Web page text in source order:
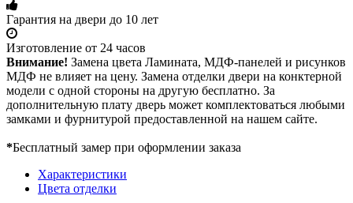
Гарантия на двери до 10 лет
Изготовление от 24 часов
Внимание! Замена цвета Ламината, МДФ-панелей и рисунков
МДФ не влияет на цену. Замена отделки двери на конктерной
модели с одной стороны на другую бесплатно. За
дополнительную плату дверь может комплектоваться любыми
замками и фурнитурой предоставленной на нашем сайте.
*Бесплатный замер при оформлении заказа
Характеристики
Цвета отделки